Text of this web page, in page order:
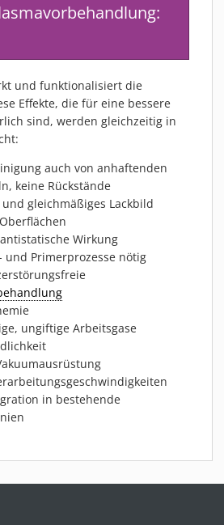
und funktionalisiert die
Effekte, die für eine bessere
sind, werden gleichzeitig in
auch von anhaftenden
keine Rückstände
gleichmäßiges Lackbild
Wirkung
und Primerprozesse nötig
ungiftige Arbeitsgase
in bestehende